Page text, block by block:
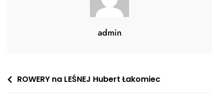
admin
Nawigacja
ROWERY na LEŚNEJ Hubert Łakomiec